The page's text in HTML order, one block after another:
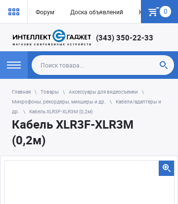
Форум Доска объявлений Как купить
0
(343) 350-22-33
Главная Товары
Аксессуары для видеосъемки
Микрофоны, рекордеры, микшеры и др.
Кабели/адаптеры и
др.
Кабель XLR3F-XLR3M (0,2м)
Кабель XLR3F-XLR3M
(0,2м)